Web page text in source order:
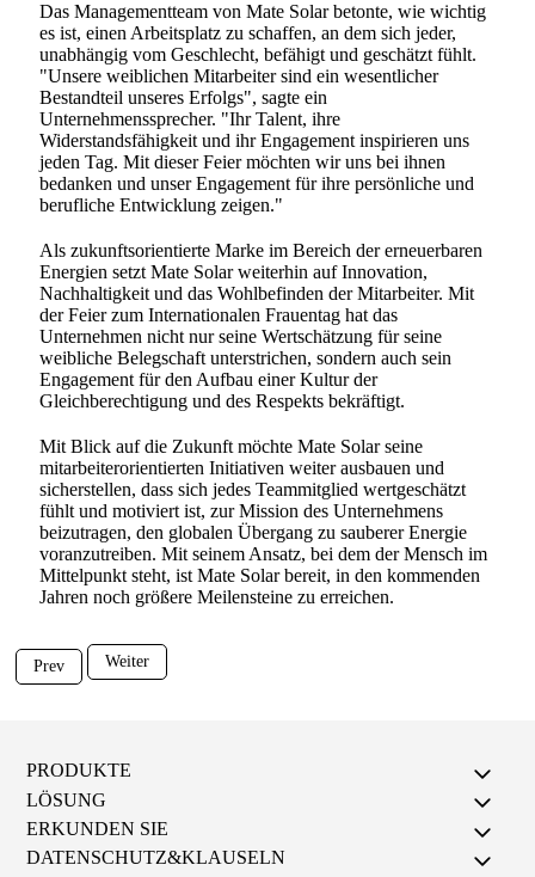
Das Managementteam von Mate Solar betonte, wie wichtig
es ist, einen Arbeitsplatz zu schaffen, an dem sich jeder,
unabhängig vom Geschlecht, befähigt und geschätzt fühlt.
"Unsere weiblichen Mitarbeiter sind ein wesentlicher
Bestandteil unseres Erfolgs", sagte ein
Unternehmenssprecher. "Ihr Talent, ihre
Widerstandsfähigkeit und ihr Engagement inspirieren uns
jeden Tag. Mit dieser Feier möchten wir uns bei ihnen
bedanken und unser Engagement für ihre persönliche und
berufliche Entwicklung zeigen."
Als zukunftsorientierte Marke im Bereich der erneuerbaren
Energien setzt Mate Solar weiterhin auf Innovation,
Nachhaltigkeit und das Wohlbefinden der Mitarbeiter. Mit
der Feier zum Internationalen Frauentag hat das
Unternehmen nicht nur seine Wertschätzung für seine
weibliche Belegschaft unterstrichen, sondern auch sein
Engagement für den Aufbau einer Kultur der
Gleichberechtigung und des Respekts bekräftigt.
Mit Blick auf die Zukunft möchte Mate Solar seine
mitarbeiterorientierten Initiativen weiter ausbauen und
sicherstellen, dass sich jedes Teammitglied wertgeschätzt
fühlt und motiviert ist, zur Mission des Unternehmens
beizutragen, den globalen Übergang zu sauberer Energie
voranzutreiben. Mit seinem Ansatz, bei dem der Mensch im
Mittelpunkt steht, ist Mate Solar bereit, in den kommenden
Jahren noch größere Meilensteine zu erreichen.
Prev Weiter
PRODUKTE
LÖSUNG
ERKUNDEN SIE
DATENSCHUTZ&KLAUSELN